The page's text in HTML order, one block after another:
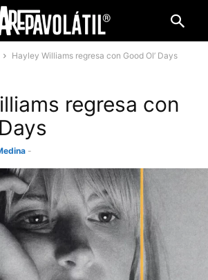
Hayley Williams regresa con Good Ol’ Days
regresa con
-